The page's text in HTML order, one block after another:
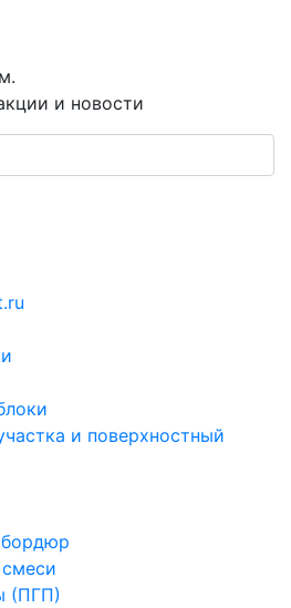
и новости
и поверхностный
бордюр
(ПГП)